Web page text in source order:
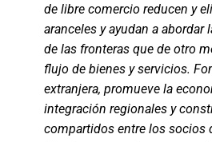
de libre comercio reducen y
aranceles y ayudan a abordar
de las fronteras que de otro
flujo de bienes y servicios.
extranjera, promueve la
integración regionales y
compartidos entre los socios